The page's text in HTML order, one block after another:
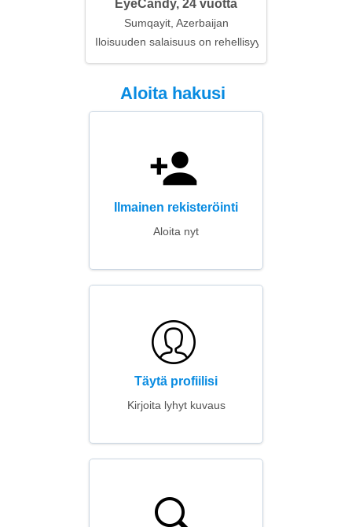
EyeCandy, 24 vuotta
Sumqayit, Azerbaijan
Iloisuuden salaisuus on rehellisyys
Aloita hakusi
Ilmainen rekisteröinti
Aloita nyt
Täytä profiilisi
Kirjoita lyhyt kuvaus